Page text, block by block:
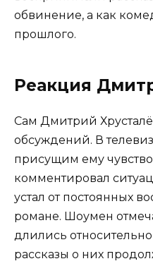
обвинение, а как
прошлого.
Реакция
Сам Дмитрий
обсуждений. В
присущим ему
комментировал
устал от постоянных
романе. Шоумен
длились
рассказы о них